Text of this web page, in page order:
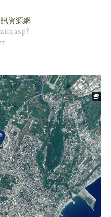
資源網